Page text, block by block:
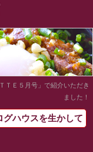
ＴＥ５月号」で紹介いただき
ました！
グハウスを生かして